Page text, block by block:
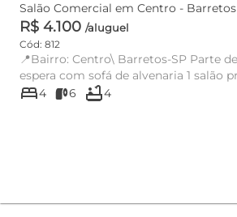
Salão Comercial em Centro - Barretos
R$ 4.100 /aluguel
Cód: 812
📍Bairro: Centro\ Barretos-SP Parte de Baixo: Sala de
espera com sofá de alvenaria 1 salão principal de 25m
La...
bed4 6 bathtub4